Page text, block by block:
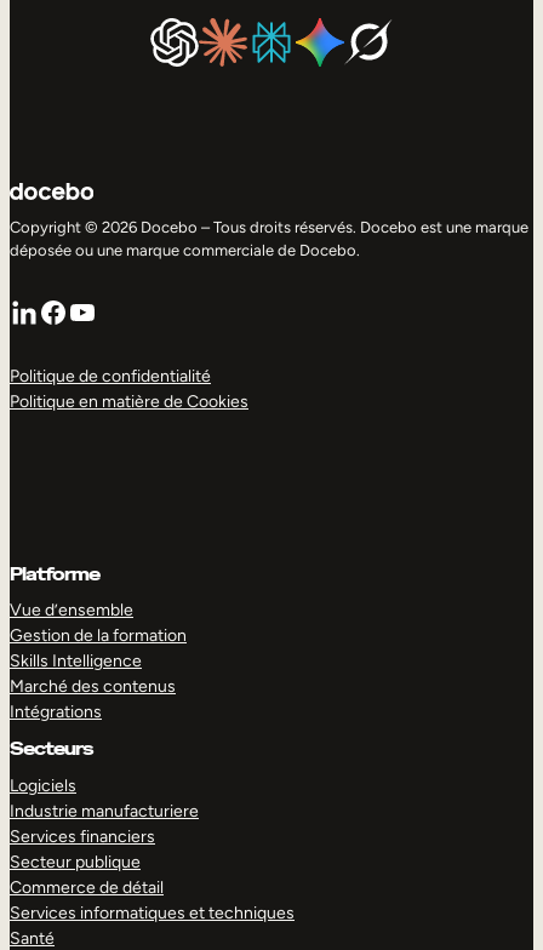
Copyright © 2026 Docebo – Tous droits réservés. Docebo est une marque
déposée ou une marque commerciale de Docebo.
LinkedIn
Facebook
YouTube
Politique de confidentialité
Politique en matière de Cookies
Platforme
Vue d’ensemble
Gestion de la formation
Skills Intelligence
Marché des contenus
Intégrations
Secteurs
Logiciels
Industrie manufacturiere
Services financiers
Secteur publique
Commerce de détail
Services informatiques et techniques
Santé